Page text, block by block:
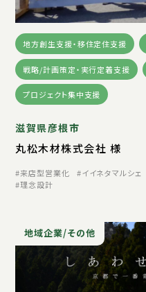
地方創生支援・移住定住支援
戦略/計画策定・実行定着支援
プロジェクト集中支援
滋賀県彦根市
丸松木材株式会社 様
来店型営業化 イイネタマルシェ
理念設計
地域企業/その他